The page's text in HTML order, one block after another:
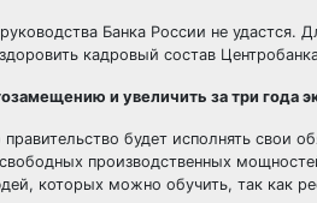
Банка России не удастся.
кадровый состав
и увеличить за три года
будет исполнять свои
свободных производственных
которых можно обучить, так как